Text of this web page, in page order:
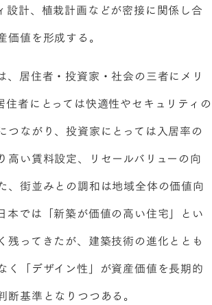
設計、植栽計画などが密接に関係し合
価値を形成する。
、居住者・投資家・社会の三者にメリ
住者にとっては快適性やセキュリティの
つながり、投資家にとっては入居率の
高い賃料設定、リセールバリューの向
、街並みとの調和は地域全体の価値向
本では「新築が価値の高い住宅」とい
残ってきたが、建築技術の進化ととも
く「デザイン性」が資産価値を長期的
断基準となりつつある。